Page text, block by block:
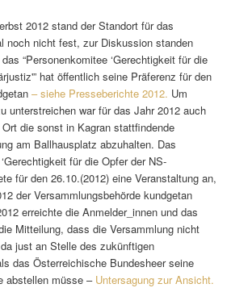
2012 stand der Standort für das
noch nicht fest, zur Diskussion standen
“Personenkomitee ‘Gerechtigkeit für die
hat öffentlich seine Präferenz für den
– siehe Presseberichte 2012. Um
unterstreichen war für das Jahr 2012 auch
die sonst in Kagran stattfindende
am Ballhausplatz abzuhalten. Das
für die Opfer der NS-
für den 26.10.(2012) eine Veranstaltung an,
der Versammlungsbehörde kundgetan
erreichte die Anmelder_innen und das
Mitteilung, dass die Versammlung nicht
just an Stelle des zukünftigen
das Österreichische Bundesheer seine
abstellen müsse – Untersagung zur Ansicht.